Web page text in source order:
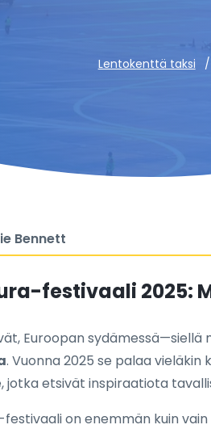
Lentokenttä taksi
Bennett
festivaali 2025:
Euroopan sydämessä—siellä
. Vuonna 2025 se palaa
jotka etsivät inspiraatiota
on enemmän kuin